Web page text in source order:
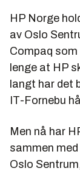
HP Norge
av Oslo
Compaq
lenge at HP
langt har det
IT-Fornebu
Men nå har
sammen
Oslo